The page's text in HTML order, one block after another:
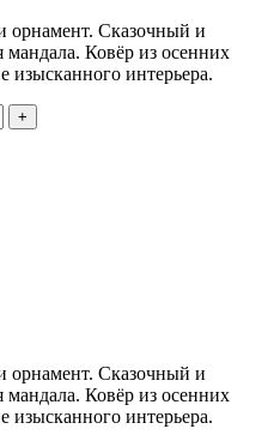
Сказочный и
Ковёр из осенних
изысканного интерьера.
Сказочный и
Ковёр из осенних
изысканного интерьера.